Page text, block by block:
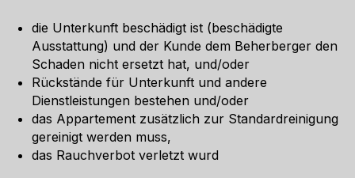
die Unterkunft beschädigt ist (beschädigte
Ausstattung) und der Kunde dem Beherberger den
Schaden nicht ersetzt hat, und/oder
Rückstände für Unterkunft und andere
Dienstleistungen bestehen und/oder
das Appartement zusätzlich zur Standardreinigung
gereinigt werden muss,
das Rauchverbot verletzt wurd